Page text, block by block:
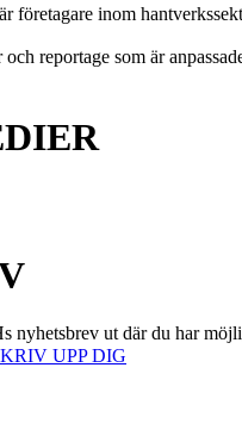
företagare inom
reportage som är
nyhetsbrev ut där du har
UPP DIG